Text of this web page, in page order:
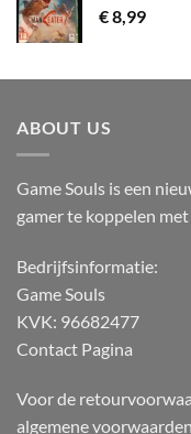
€8,99
ABOUT US
Game Souls is een
gamer te koppelen met
Bedrijfsinformatie:
Game Souls
KVK: 96682477
Contact Pagina
Voor de
algemene voorwaarden